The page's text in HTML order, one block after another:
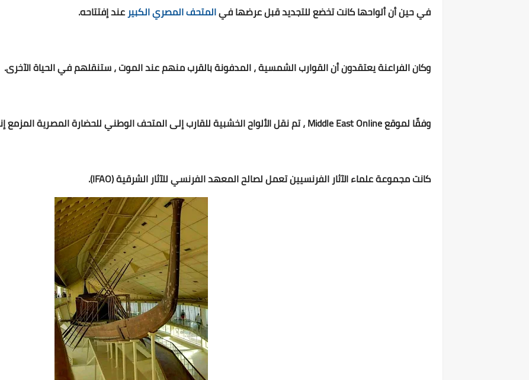
في حين أن ألواحها كانت تخضع للتجديد قبل عرضها فيالمتحف المصري الكبيرعند إفتتاحه.
وكان الفراعنة يعتقدون أن القوارب الشمسية ، المدفونة بالقرب منهم عند الموت ، ستنقلهم في الحياة الآخرى.
وفقًا لموقع Middle East Online ، تم نقل الألواح الخشبية للقارب إلى المتحف الوطني للحضارة المصرية المزمع إنشاؤها حيث سيتم ترميمها.
كانت مجموعة علماء الآثار الفرنسيين تعمل لصالح المعهد الفرنسي للآثار الشرقية (IFAO).